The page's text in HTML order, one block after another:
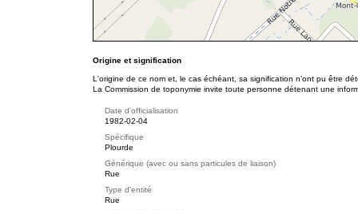
Origine et signification
L'origine de ce nom et, le cas échéant, sa signification n’ont pu être
La Commission de toponymie invite toute personne détenant une
Date d'officialisation
1982-02-04
Spécifique
Plourde
Générique (avec ou sans particules de liaison)
Rue
Type d'entité
Rue